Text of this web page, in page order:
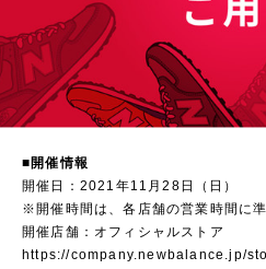
■開催情報
開催日：2021年11月28日（日）
※開催時間は、各店舗の営業時間に
開催店舗：オフィシャルストア
https://company.newbalance.jp/